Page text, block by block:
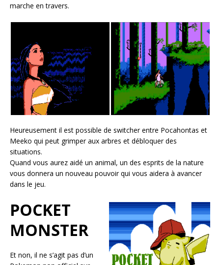
marche en travers.
Heureusement il est possible de switcher entre Pocahontas et
Meeko qui peut grimper aux arbres et débloquer des
situations.
Quand vous aurez aidé un animal, un des esprits de la nature
vous donnera un nouveau pouvoir qui vous aidera à avancer
dans le jeu.
POCKET
MONSTER
Et non, il ne s’agit pas d’un